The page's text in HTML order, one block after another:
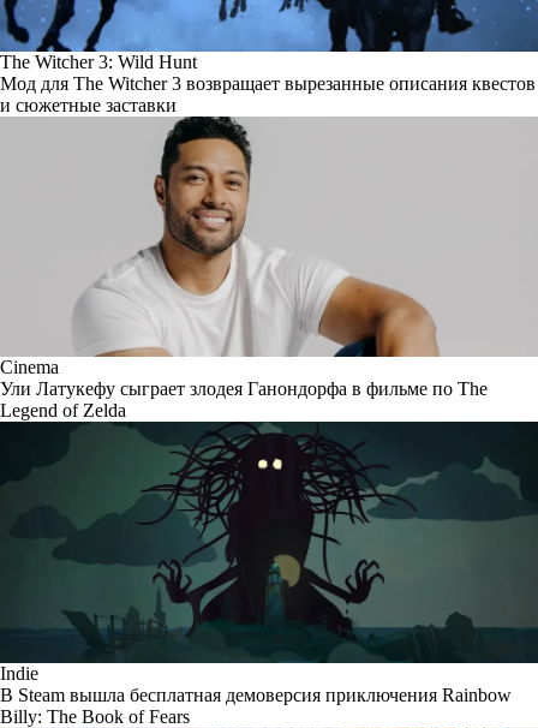
The Witcher 3: Wild Hunt
Мод для The Witcher 3 возвращает вырезанные описания квестов
и сюжетные заставки
Cinema
Ули Латукефу сыграет злодея Ганондорфа в фильме по The
Legend of Zelda
Indie
В Steam вышла бесплатная демоверсия приключения Rainbow
Billy: The Book of Fears